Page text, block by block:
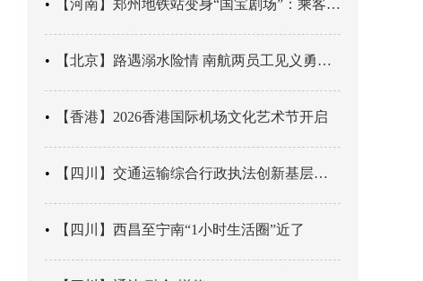
【河南】郑州地铁站变身“国宝剧场”：乘客刚出车厢，就“入戏”千年
【北京】路遇溺水险情 南航两员工见义勇为科学施救
【香港】2026香港国际机场文化艺术节开启
【四川】交通运输综合行政执法创新基层辖区治理“4+3” 新模式
【四川】西昌至宁南“1小时生活圈”近了